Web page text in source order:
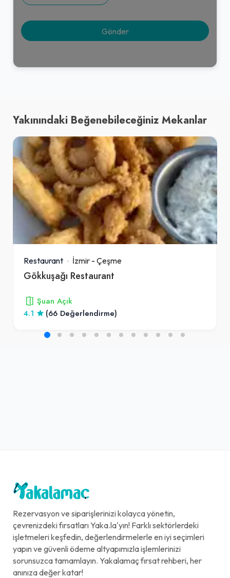
Yakınındaki Beğenebileceğiniz Mekanlar
Restaurant İzmir - Çeşme
Gökkuşağı Restaurant
Şuan Açık
4.1
(66 Değerlendirme)
Rezervasyon ve siparişlerinizi kolayca yönetin,
çevrenizdeki fırsatları Yaka.la'yın! Farklı sektörlerdeki
işletmeleri keşfedin, değerlendirmelerle en iyi seçimleri
yapın ve güvenli ödeme altyapımızla işlemlerinizi
sorunsuzca tamamlayın. Yakalamaç fırsat rehberi, her
anınıza değer katar!